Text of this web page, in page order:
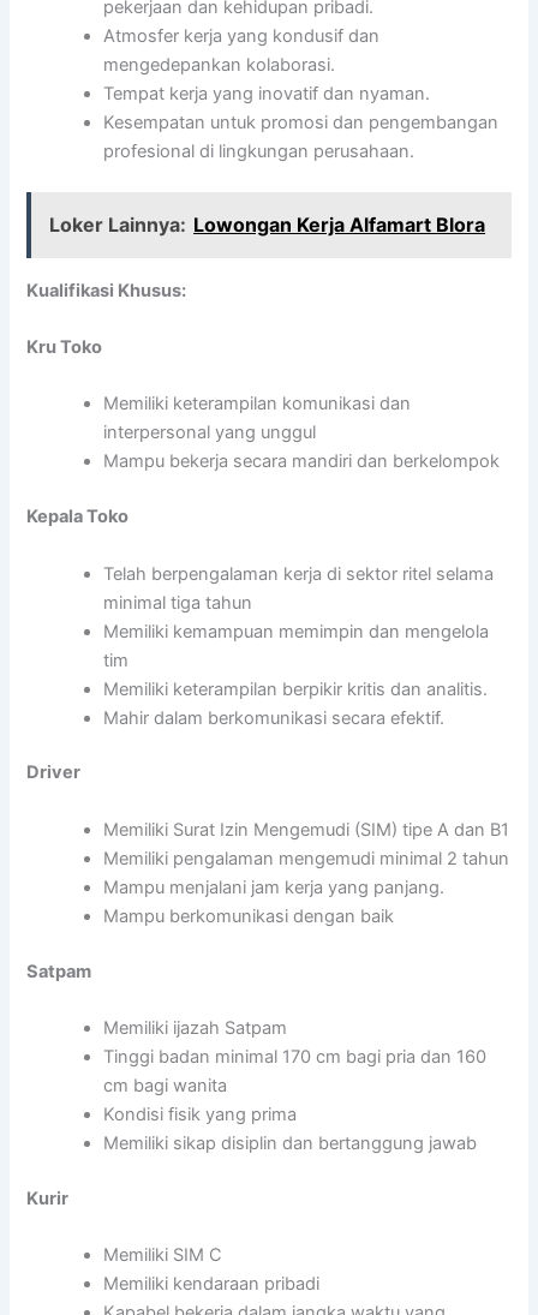
pekerjaan dan kehidupan pribadi.
Atmosfer kerja yang kondusif dan
mengedepankan kolaborasi.
Tempat kerja yang inovatif dan nyaman.
Kesempatan untuk promosi dan pengembangan
profesional di lingkungan perusahaan.
Loker Lainnya: Lowongan Kerja Alfamart Blora
Kualifikasi Khusus:
Kru Toko
Memiliki keterampilan komunikasi dan
interpersonal yang unggul
Mampu bekerja secara mandiri dan berkelompok
Kepala Toko
Telah berpengalaman kerja di sektor ritel selama
minimal tiga tahun
Memiliki kemampuan memimpin dan mengelola
tim
Memiliki keterampilan berpikir kritis dan analitis.
Mahir dalam berkomunikasi secara efektif.
Driver
Memiliki Surat Izin Mengemudi (SIM) tipe A dan B1
Memiliki pengalaman mengemudi minimal 2 tahun
Mampu menjalani jam kerja yang panjang.
Mampu berkomunikasi dengan baik
Satpam
Memiliki ijazah Satpam
Tinggi badan minimal 170 cm bagi pria dan 160
cm bagi wanita
Kondisi fisik yang prima
Memiliki sikap disiplin dan bertanggung jawab
Kurir
Memiliki SIM C
Memiliki kendaraan pribadi